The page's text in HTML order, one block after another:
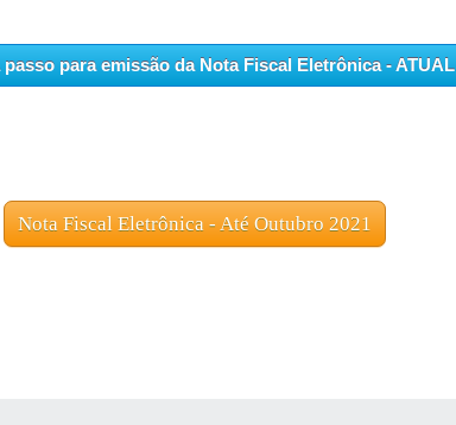
passo para emissão da Nota Fiscal Eletrônica - ATUAL
Nota Fiscal Eletrônica - Até Outubro 2021